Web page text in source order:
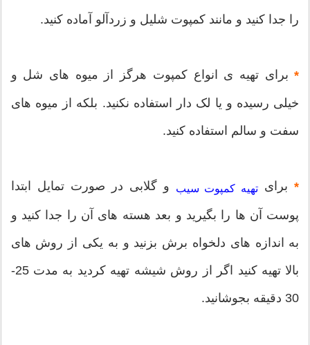
را جدا کنید و مانند کمپوت شلیل و زردآلو آماده کنید.
* برای تهیه ی انواع کمپوت هرگز از میوه های شل و
خیلی رسیده و یا لک دار استفاده نکنید. بلکه از میوه های
سفت و سالم استفاده کنید.
* برای تهیه کمپوت سیب و گلابی در صورت تمایل ابتدا
پوست آن ها را بگیرید و بعد هسته های آن را جدا کنید و
به اندازه های دلخواه برش بزنید و به یکی از روش های
بالا تهیه کنید اگر از روش شیشه تهیه کردید به مدت 25-
30 دقیقه بجوشانید.